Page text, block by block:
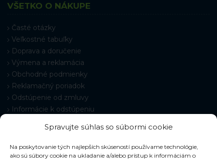
Spravujte súhlas so súbormi cookie
Na poskytovanie tých najlepších skúseností používame technológie,
ako sú súbory cookie na ukladanie a/alebo prístup k informáciám o
VŠETKO O NÁKUPE
Časté otázky
Veľkostné tabuľky
Doprava a doručenie
Výmena a reklamácia
Obchodné podmienky
Reklamačný poriadok
Odstúpenie od zmluvy
Informácie k odstúpeniu
Nastavenie cookies